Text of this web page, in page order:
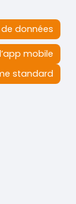
données
mobile
standard